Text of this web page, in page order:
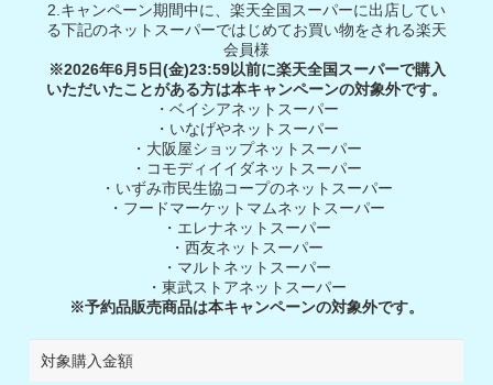
2.キャンペーン期間中に、楽天全国スーパーに出店してい
る下記のネットスーパーではじめてお買い物をされる楽天
会員様
※2026年6月5日(金)23:59以前に楽天全国スーパーで購入
いただいたことがある方は本キャンペーンの対象外です。
・ベイシアネットスーパー
・いなげやネットスーパー
・大阪屋ショップネットスーパー
・コモディイイダネットスーパー
・いずみ市民生協コープのネットスーパー
・フードマーケットマムネットスーパー
・エレナネットスーパー
・西友ネットスーパー
・マルトネットスーパー
・東武ストアネットスーパー
※予約品販売商品は本キャンペーンの対象外です。
対象購入金額